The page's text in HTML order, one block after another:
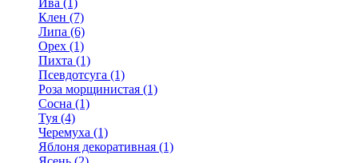
Ива (1)
Клен (7)
Липа (6)
Орех (1)
Пихта (1)
Псевдотсуга (1)
Роза морщинистая (1)
Сосна (1)
Туя (4)
Черемуха (1)
Яблоня декоративная (1)